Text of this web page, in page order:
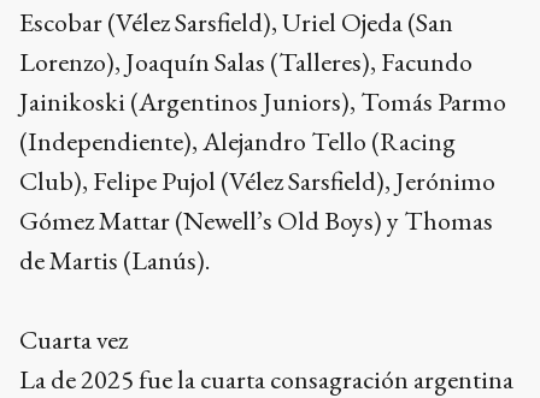
Escobar (Vélez Sarsfield), Uriel Ojeda (San
Lorenzo), Joaquín Salas (Talleres), Facundo
Jainikoski (Argentinos Juniors), Tomás Parmo
(Independiente), Alejandro Tello (Racing
Club), Felipe Pujol (Vélez Sarsfield), Jerónimo
Gómez Mattar (Newell’s Old Boys) y Thomas
de Martis (Lanús).
Cuarta vez
La de 2025 fue la cuarta consagración argentina